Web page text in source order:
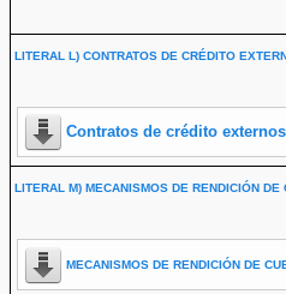
LITERAL L) CONTRATOS DE CRÉDITO
Contratos de crédito
LITERAL M) MECANISMOS DE RENDICIÓN DE
MECANISMOS DE RENDICIÓN DE